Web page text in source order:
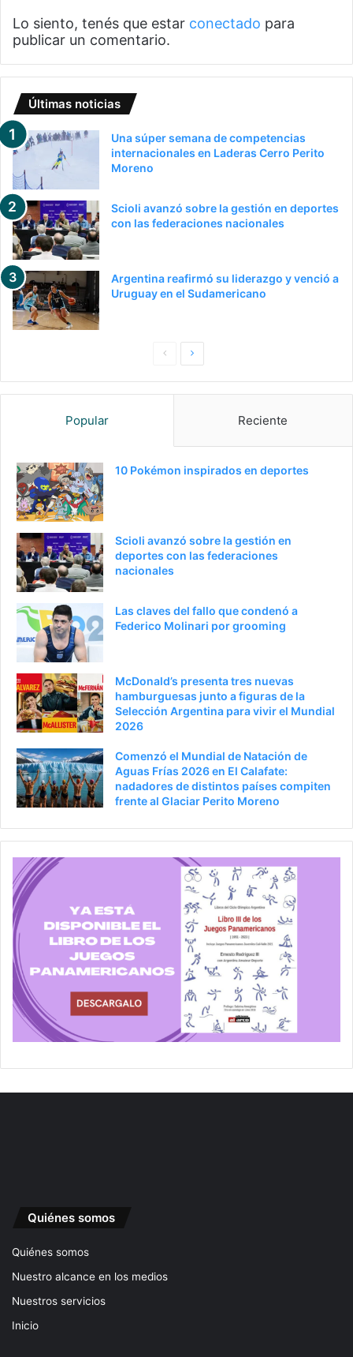
Lo siento, tenés que estar conectado para
publicar un comentario.
Últimas noticias
Una súper semana de competencias
internacionales en Laderas Cerro Perito
Moreno
Scioli avanzó sobre la gestión en deportes
con las federaciones nacionales
Argentina reafirmó su liderazgo y venció a
Uruguay en el Sudamericano
PaginaSiguiente
Popular Reciente
10 Pokémon inspirados en deportes
Scioli avanzó sobre la gestión en
deportes con las federaciones
nacionales
Las claves del fallo que condenó a
Federico Molinari por grooming
McDonald’s presenta tres nuevas
hamburguesas junto a figuras de la
Selección Argentina para vivir el Mundial
2026
Comenzó el Mundial de Natación de
Aguas Frías 2026 en El Calafate:
nadadores de distintos países compiten
frente al Glaciar Perito Moreno
Quiénes somos
Quiénes somos
Nuestro alcance en los medios
Nuestros servicios
Inicio